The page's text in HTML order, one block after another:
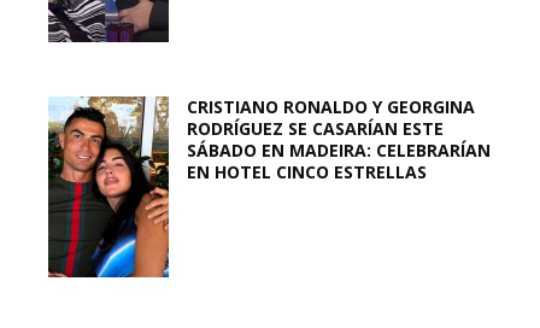
CRISTIANO RONALDO Y GEORGINA
RODRÍGUEZ SE CASARÍAN ESTE
SÁBADO EN MADEIRA: CELEBRARÍAN
EN HOTEL CINCO ESTRELLAS